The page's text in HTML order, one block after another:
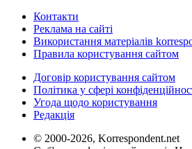
Контакти
Реклама на сайті
Використання матеріалів
Правила користування сайтом
Договір користування сайтом
Політика у сфері
Угода щодо користування
Редакція
© 2000-2026, Korrespondent.net